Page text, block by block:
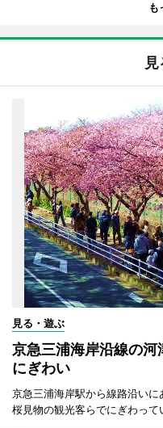
も
見る・遊ぶ
京急三浦海岸沿線の
にぎわい
京急三浦海岸駅から線路沿いに
桜見物の観光客らでにぎわって